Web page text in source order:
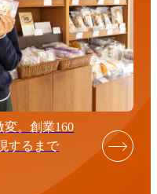
変。創業160
するまで